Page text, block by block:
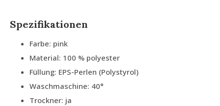
Spezifikationen
Farbe: pink
Material: 100 % polyester
Füllung: EPS-Perlen (Polystyrol)
Waschmaschine: 40°
Trockner: ja